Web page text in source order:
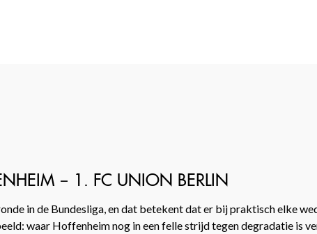
– 1. FC UNION BERLIN
in de Bundesliga, en dat betekent dat er bij praktisch elke
waar Hoffenheim nog in een felle strijd tegen degradatie is